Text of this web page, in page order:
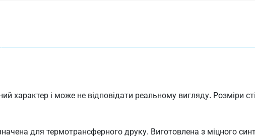
характер і може не відповідати реальному вигляду. Розміри
для термотрансферного друку. Виготовлена з міцного